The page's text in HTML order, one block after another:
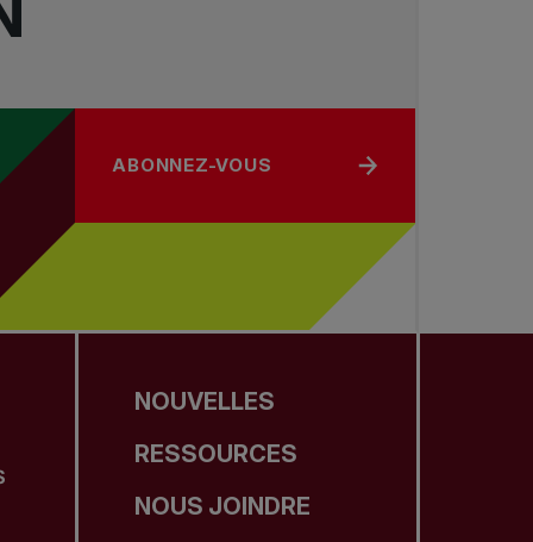
ABONNEZ-VOUS
NOUVELLES
RESSOURCES
NOUS JOINDRE